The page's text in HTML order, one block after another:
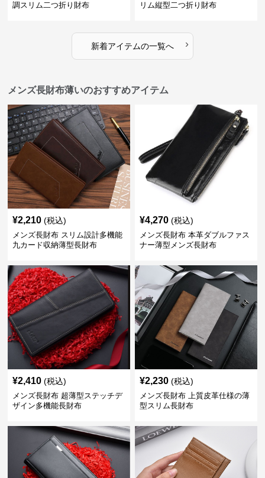
調スリム二つ折り財布
リム縦型二つ折り財布
新着アイテムの一覧へ ›
メンズ長財布薄いのおすすめアイテム
¥2,210 (税込)
メンズ長財布 スリム設計多機能
九カード収納薄型長財布
¥4,270 (税込)
メンズ長財布 本革ダブルファス
ナー薄型メンズ長財布
¥2,410 (税込)
メンズ長財布 超薄型ステッチデ
ザイン多機能長財布
¥2,230 (税込)
メンズ長財布 上質皮革仕様の薄
型スリム長財布